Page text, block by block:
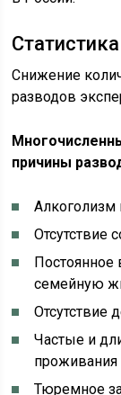
Снижение
разводов
причины
Алкоголизм
Отсутствие
Постоянное
семейную
Отсутствие
Частые и
проживания
Тюремное